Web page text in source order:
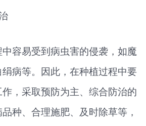
易受到病虫害的侵袭，如魔
病等。因此，在种植过程中要
，采取预防为主、综合防治的
种、合理施肥、及时除草等，